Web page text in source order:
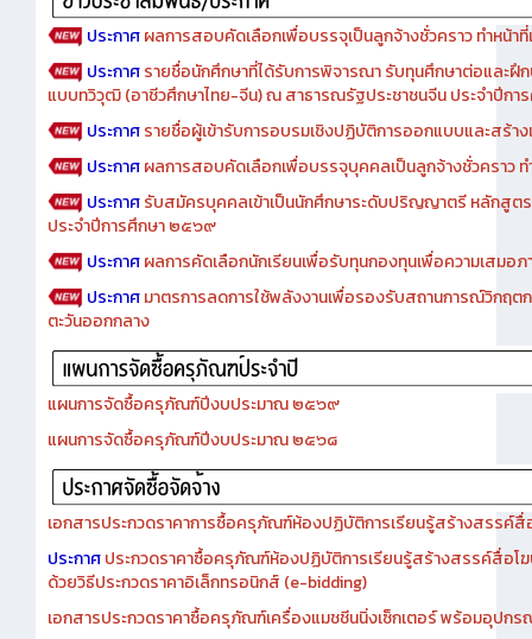
ประกาศผลการสอบคัดเลือกเพื่อบรรจุเป็นลูกจ้างชั่วคราว ทำหน้าที่
ประกาศรายชื่อนักศึกษาที่ได้รับการพิจารณา รับทุนศึกษาต่อและฝึ
แบบทวิวุฒิ (อาชีวศึกษาไทย-จีน) ณ สาธารณรัฐประชาชนจีน ประจำปีก
ประกาศรายชื่อผู้เข้ารับการอบรมเชิงปฏิบัติการออกแบบและสร้า
ประกาศผลการสอบคัดเลือกเพื่อบรรจุบุคคลเป็นลูกจ้างชั่วคราว ท
ประกาศรับสมัครบุคคลเข้าเป็นนักศึกษาระดับปริญญาตรี หลักสูต
ประจำปีการศึกษา ๒๕๖๙
ประกาศผลการคัดเลือกนักเรียนเพื่อรับทุนกองทุนเพื่อความเสมอ
ประกาศมาตรการลดการใช้พลังงานเพื่อรองรับสถานการณ์วิกฤ
ตะวันออกกลาง
แผนการจัดซื้อครุภัณฑ์ปีงบประมาณ ๒๕๖๙
แผนการจัดซื้อครุภัณฑ์ปีงบประมาณ ๒๕๖๘
เอกสารประกวดราคาการซื้อครุภัณฑ์ห้องปฏิบัติการเรียนรู้สร้างสรรค์
ประกาศประกวดราคาซื้อครุภัณฑ์ห้องปฏิบัติการเรียนรู้สร้างสรรค์สื่อโ
ด้วยวิธีประกวดราคาอิเล็กทรอนิกส์ (e-bidding)
เอกสารประกวดราคาซื้อครุภัณฑ์เครื่องแมชชีนนิ่งเซ็กเตอร์ พร้อมอุปก